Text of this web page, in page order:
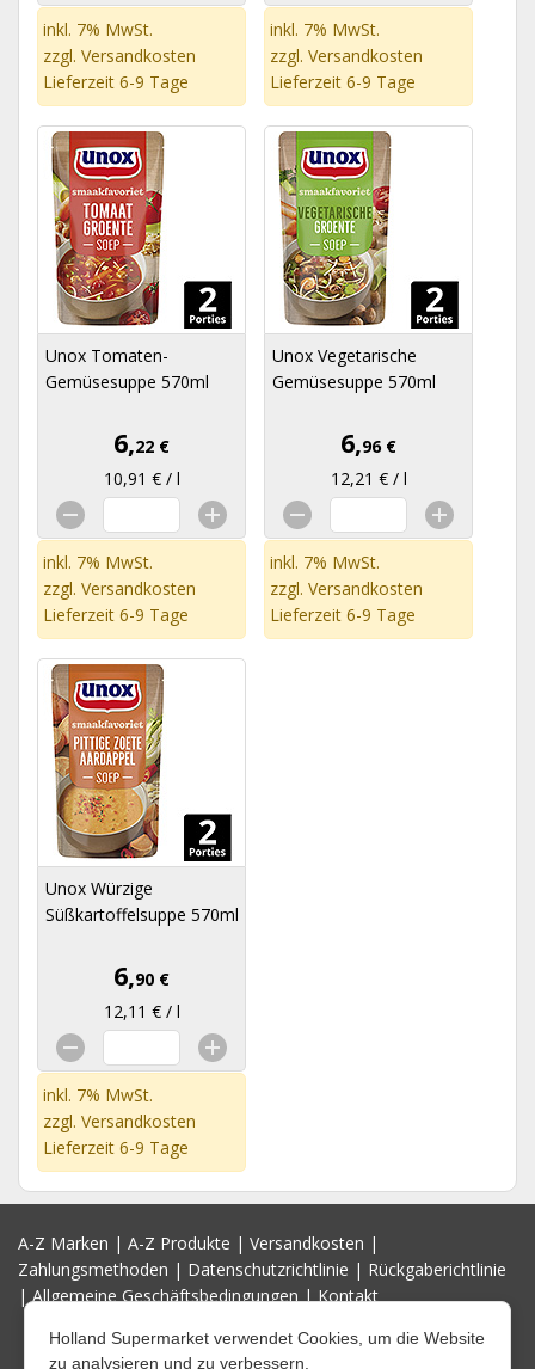
inkl. 7% MwSt.
zzgl. Versandkosten
Lieferzeit 6-9 Tage
inkl. 7% MwSt.
zzgl. Versandkosten
Lieferzeit 6-9 Tage
Unox Tomaten-
Gemüsesuppe 570ml
6,22 €
10,91 € / l
inkl. 7% MwSt.
zzgl. Versandkosten
Lieferzeit 6-9 Tage
Unox Vegetarische
Gemüsesuppe 570ml
6,96 €
12,21 € / l
inkl. 7% MwSt.
zzgl. Versandkosten
Lieferzeit 6-9 Tage
Unox Würzige
Süßkartoffelsuppe 570ml
6,90 €
12,11 € / l
inkl. 7% MwSt.
zzgl. Versandkosten
Lieferzeit 6-9 Tage
A-Z Marken | A-Z Produkte | Versandkosten |
Zahlungsmethoden | Datenschutzrichtlinie | Rückgaberichtlinie
|Allgemeine Geschäftsbedingungen|Kontakt
Holland Supermarket verwendet Cookies, um die Website
zu analysieren und zu verbessern.